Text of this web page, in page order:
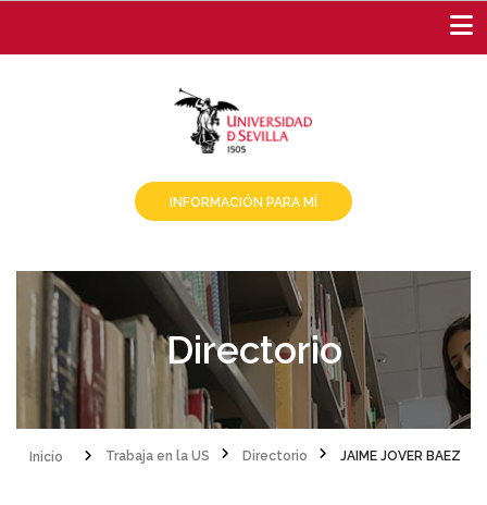
contenido
INFORMACIÓN PARA MÍ
Directorio
Trabaja en la US
Directorio JAIME JOVER BAEZ